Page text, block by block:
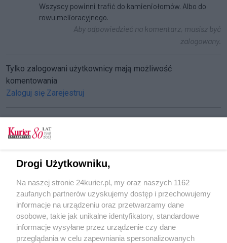
Wszyscy powinni trafić do kamieniołomów. Albo do
rowu melioracyjnego.
Aby odpowiedzieć na komentarz, musisz być
zalogowany.
Tylko zalogowani użytkownicy mają możliwość
komentowania
Zaloguj się Zarejestruj
Maczetą w głowę
Zaatakowany siekierą bokser w szpitalu
Chodziło o pieniądze
POGODA
Drogi Użytkowniku,
Na naszej stronie 24kurier.pl, my oraz naszych 1162
zaufanych partnerów uzyskujemy dostęp i przechowujemy
informacje na urządzeniu oraz przetwarzamy dane
osobowe, takie jak unikalne identyfikatory, standardowe
informacje wysyłane przez urządzenie czy dane
przeglądania w celu zapewniania spersonalizowanych